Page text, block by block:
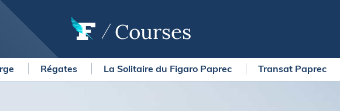
Courses
Régates La Solitaire du Figaro Paprec Transat Paprec